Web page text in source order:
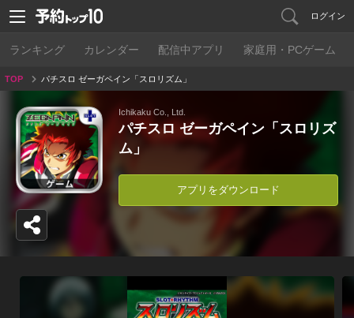
ログイン
ランキング カレンダー 配信中アプリ 家庭用・PCゲーム
TOP パチスロ ゼーガペイン「スロリズム」
Ichikaku Co., Ltd.
パチスロ ゼーガペイン「スロリズ
ム」
アプリをダウンロード